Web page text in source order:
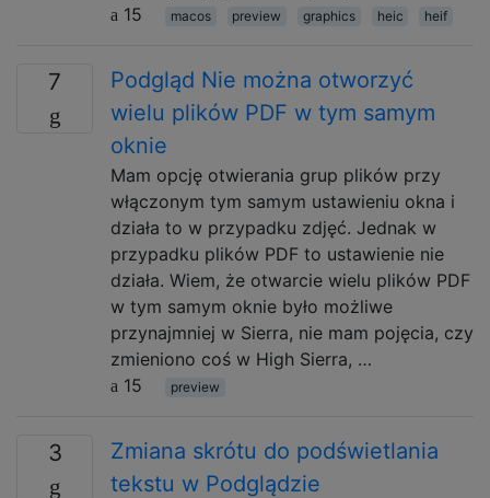
15
macos preview graphics heic heif
7
Podgląd Nie można otworzyć
wielu plików PDF w tym samym
oknie
Mam opcję otwierania grup plików przy
włączonym tym samym ustawieniu okna i
działa to w przypadku zdjęć. Jednak w
przypadku plików PDF to ustawienie nie
działa. Wiem, że otwarcie wielu plików PDF
w tym samym oknie było możliwe
przynajmniej w Sierra, nie mam pojęcia, czy
zmieniono coś w High Sierra, …
15
preview
3
Zmiana skrótu do podświetlania
tekstu w Podglądzie